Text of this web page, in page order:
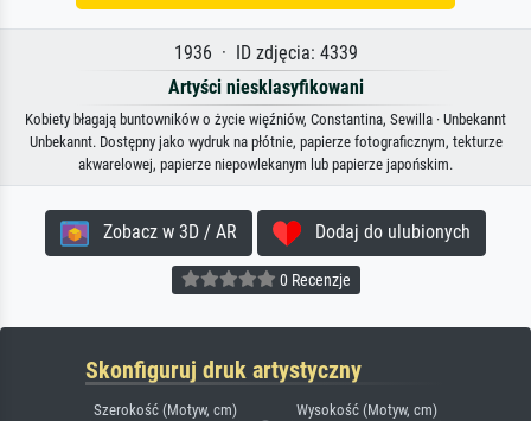
1936 · ID zdjęcia: 4339
Artyści niesklasyfikowani
Kobiety błagają buntowników o życie więźniów, Constantina, Sewilla · Unbekannt
Unbekannt. Dostępny jako wydruk na płótnie, papierze fotograficznym, tekturze
akwarelowej, papierze niepowlekanym lub papierze japońskim.
Zobacz w 3D / AR Dodaj do ulubionych
0 Recenzje
Skonfiguruj druk artystyczny
Szerokość (Motyw, cm) Wysokość (Motyw, cm)